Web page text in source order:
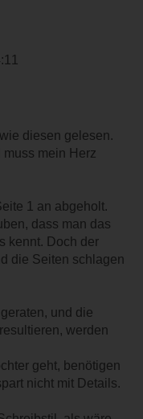
diesen gelesen.
muss mein Herz
1 an abgeholt.
dass man das
kennt. Doch der
die Seiten schlagen
und die
werden
geht, benötigen
nicht mit Details.